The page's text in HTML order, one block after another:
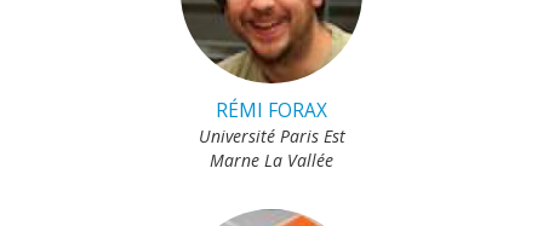
RÉMI FORAX
Université Paris Est
Marne La Vallée